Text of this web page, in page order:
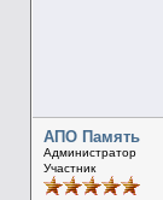
АПО Память
Администратор
Участник